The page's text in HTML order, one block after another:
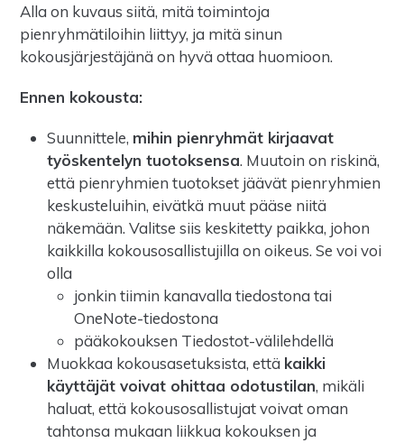
Alla on kuvaus siitä, mitä toimintoja
pienryhmätiloihin liittyy, ja mitä sinun
kokousjärjestäjänä on hyvä ottaa huomioon.
Ennen kokousta:
Suunnittele, mihin pienryhmät kirjaavat
työskentelyn tuotoksensa. Muutoin on riskinä,
että pienryhmien tuotokset jäävät pienryhmien
keskusteluihin, eivätkä muut pääse niitä
näkemään. Valitse siis keskitetty paikka, johon
kaikkilla kokousosallistujilla on oikeus. Se voi voi
olla
jonkin tiimin kanavalla tiedostona tai
OneNote-tiedostona
pääkokouksen Tiedostot-välilehdellä
Muokkaa kokousasetuksista, että kaikki
käyttäjät voivat ohittaa odotustilan, mikäli
haluat, että kokousosallistujat voivat oman
tahtonsa mukaan liikkua kokouksen ja